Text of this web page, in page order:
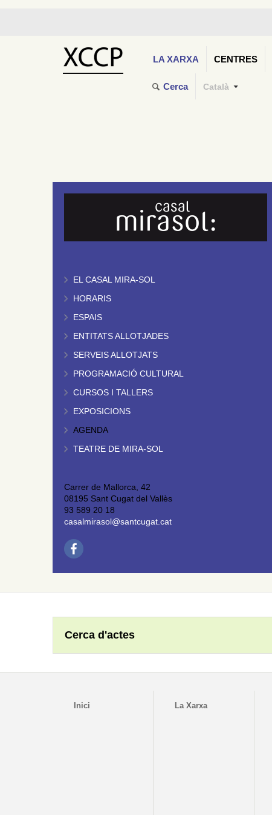
LA XARXA CENTRES
Cerca Català
EL CASAL MIRA-SOL
HORARIS
ESPAIS
ENTITATS ALLOTJADES
SERVEIS ALLOTJATS
PROGRAMACIÓ CULTURAL
CURSOS I TALLERS
EXPOSICIONS
AGENDA
TEATRE DE MIRA-SOL
Carrer de Mallorca, 42
08195 Sant Cugat del Vallès
93 589 20 18
casalmirasol@santcugat.cat
Cerca d'actes
Inici La Xarxa